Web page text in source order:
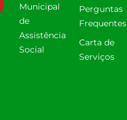
Municipal
de
Assistência
Social
Perguntas
Frequentes
Carta de
Serviços